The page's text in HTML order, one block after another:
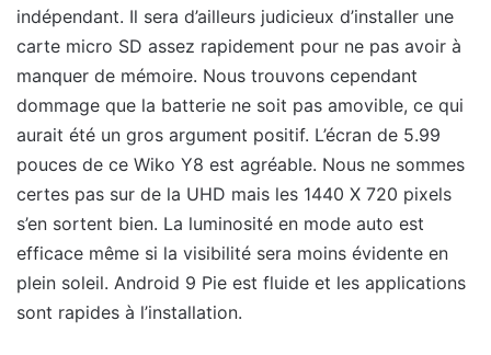
indépendant. Il sera d’ailleurs judicieux d’installer une
carte micro SD assez rapidement pour ne pas avoir à
manquer de mémoire. Nous trouvons cependant
dommage que la batterie ne soit pas amovible, ce qui
aurait été un gros argument positif. L’écran de 5.99
pouces de ce Wiko Y8 est agréable. Nous ne sommes
certes pas sur de la UHD mais les 1440 X 720 pixels
s’en sortent bien. La luminosité en mode auto est
efficace même si la visibilité sera moins évidente en
plein soleil. Android 9 Pie est fluide et les applications
sont rapides à l’installation.